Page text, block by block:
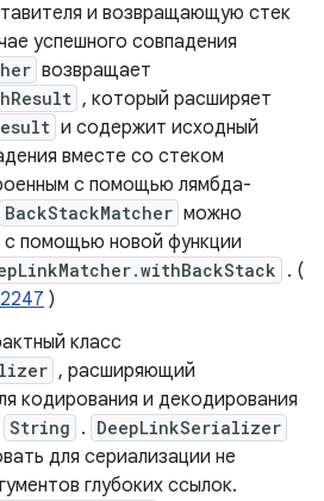
и возвращающую стек
успешного совпадения
возвращает
, который расширяет
и содержит исходный
вместе со стеком
с помощью лямбда-
BackStackMatcher можно
с помощью новой функции
. (
)
класс
, расширяющий
кодирования и декодирования
String . DeepLinkSerializer
для сериализации не
глубоких ссылок.